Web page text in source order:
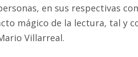
en sus respectivas
mágico de la lectura, tal y
Villarreal.